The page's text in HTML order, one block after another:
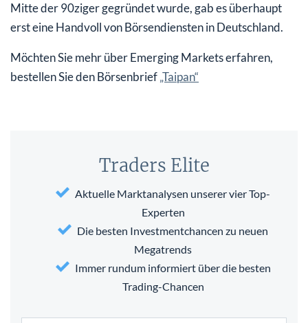
Mitte der 90ziger gegründet wurde, gab es überhaupt
erst eine Handvoll von Börsendiensten in Deutschland.
Möchten Sie mehr über Emerging Markets erfahren,
bestellen Sie den Börsenbrief„Taipan“
Traders Elite
Aktuelle Marktanalysen unserer vier Top-
Experten
Die besten Investmentchancen zu neuen
Megatrends
Immer rundum informiert über die besten
Trading-Chancen